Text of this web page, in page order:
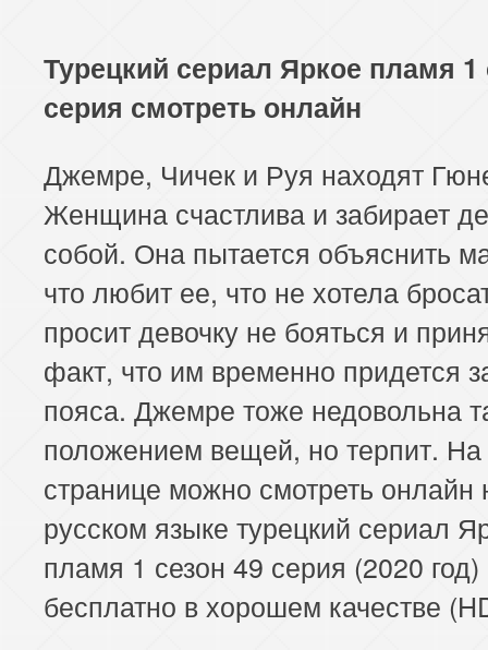
Турецкий сериал Яркое пламя 1
серия смотреть онлайн
Джемре, Чичек и Руя находят
Женщина счастлива и забирает
собой. Она пытается объяснить
что любит ее, что не хотела
просит девочку не бояться и
факт, что им временно придется
пояса. Джемре тоже недовольна
положением вещей, но терпит. На
странице можно смотреть онлайн
русском языке турецкий сериал
пламя 1 сезон 49 серия (2020 год)
бесплатно в хорошем качестве